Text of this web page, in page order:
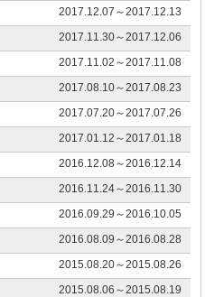
2017.12.07～2017.12.13
2017.11.30～2017.12.06
2017.11.02～2017.11.08
2017.08.10～2017.08.23
2017.07.20～2017.07.26
2017.01.12～2017.01.18
2016.12.08～2016.12.14
2016.11.24～2016.11.30
2016.09.29～2016.10.05
2016.08.09～2016.08.28
2015.08.20～2015.08.26
2015.08.06～2015.08.19